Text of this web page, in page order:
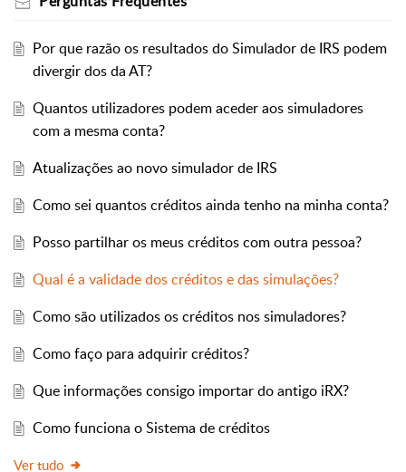
Por que razão os resultados do Simulador de IRS podem
divergir dos da AT?
Quantos utilizadores podem aceder aos simuladores
com a mesma conta?
Atualizações ao novo simulador de IRS
Como sei quantos créditos ainda tenho na minha conta?
Posso partilhar os meus créditos com outra pessoa?
Qual é a validade dos créditos e das simulações?
Como são utilizados os créditos nos simuladores?
Como faço para adquirir créditos?
Que informações consigo importar do antigo iRX?
Como funciona o Sistema de créditos
Ver tudo